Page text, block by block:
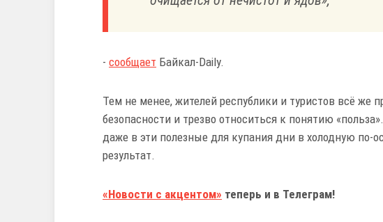
- сообщает Байкал-Daily.
Тем не менее, жителей республики и туристов всё же
безопасности и трезво относиться к понятию
даже в эти полезные для купания дни в холодную по-
результат.
«Новости с акцентом» теперь и в Телеграм!